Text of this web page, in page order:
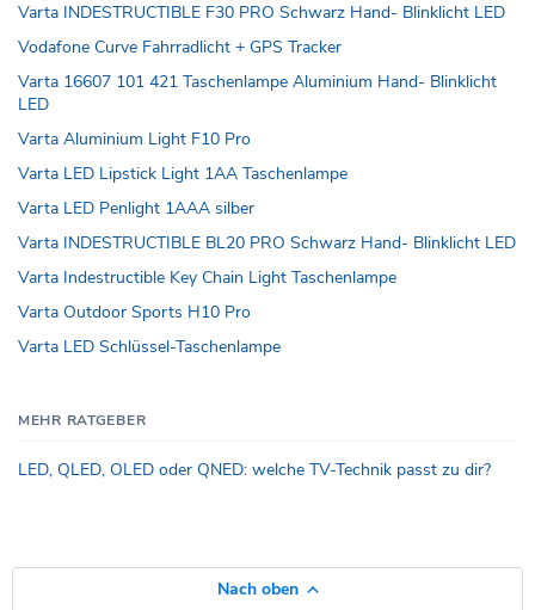
Varta INDESTRUCTIBLE F30 PRO Schwarz Hand- Blinklicht LED
Vodafone Curve Fahrradlicht + GPS Tracker
Varta 16607 101 421 Taschenlampe Aluminium Hand- Blinklicht
LED
Varta Aluminium Light F10 Pro
Varta LED Lipstick Light 1AA Taschenlampe
Varta LED Penlight 1AAA silber
Varta INDESTRUCTIBLE BL20 PRO Schwarz Hand- Blinklicht LED
Varta Indestructible Key Chain Light Taschenlampe
Varta Outdoor Sports H10 Pro
Varta LED Schlüssel-Taschenlampe
MEHR RATGEBER
LED, QLED, OLED oder QNED: welche TV-Technik passt zu dir?
Nach oben